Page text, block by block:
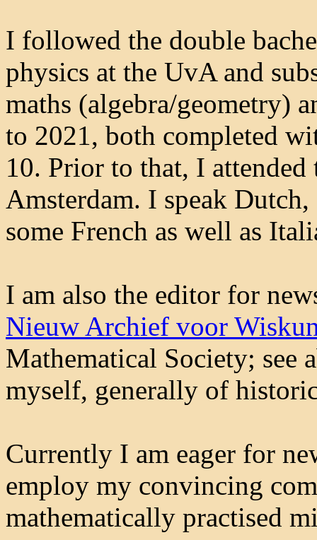
I followed the double
physics at the UvA and
maths (algebra/geometry)
to 2021, both completed
10. Prior to that, I
Amsterdam. I speak
some French as well as
I am also the editor for
Nieuw Archief voor
Mathematical Society; see
myself, generally of
Currently I am eager for
employ my convincing
mathematically practised